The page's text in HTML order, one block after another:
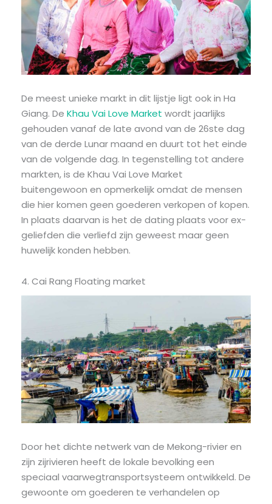
De meest unieke markt in dit lijstje ligt ook in Ha
Giang. De Khau Vai Love Market wordt jaarlijks
gehouden vanaf de late avond van de 26ste dag
van de derde Lunar maand en duurt tot het einde
van de volgende dag. In tegenstelling tot andere
markten, is de Khau Vai Love Market
buitengewoon en opmerkelijk omdat de mensen
die hier komen geen goederen verkopen of kopen.
In plaats daarvan is het de dating plaats voor ex-
geliefden die verliefd zijn geweest maar geen
huwelijk konden hebben.
4. Cai Rang Floating market
Door het dichte netwerk van de Mekong-rivier en
zijn zijrivieren heeft de lokale bevolking een
speciaal vaarwegtransportsysteem ontwikkeld. De
gewoonte om goederen te verhandelen op